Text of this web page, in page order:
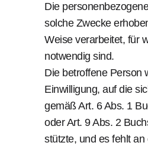
Die
solche Zwecke
Weise verarbeitet, für
notwendig sind.
Die betroffene Person
Einwilligung, auf die
gemäß Art. 6 Abs. 1
oder Art. 9 Abs. 2
stützte, und es fehlt